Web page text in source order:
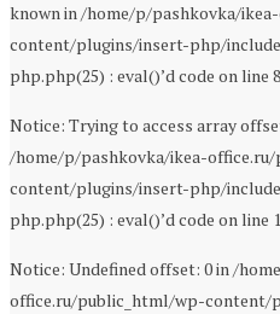
known in /home/p/pashkovka/
content/plugins/insert-php/
php.php(25) : eval()’d code on line 8
Notice: Trying to access array
/home/p/pashkovka/ikea-
content/plugins/insert-php/
php.php(25) : eval()’d code on line
Notice: Undefined offset: 0 in /
office.ru/public_html/wp-content/